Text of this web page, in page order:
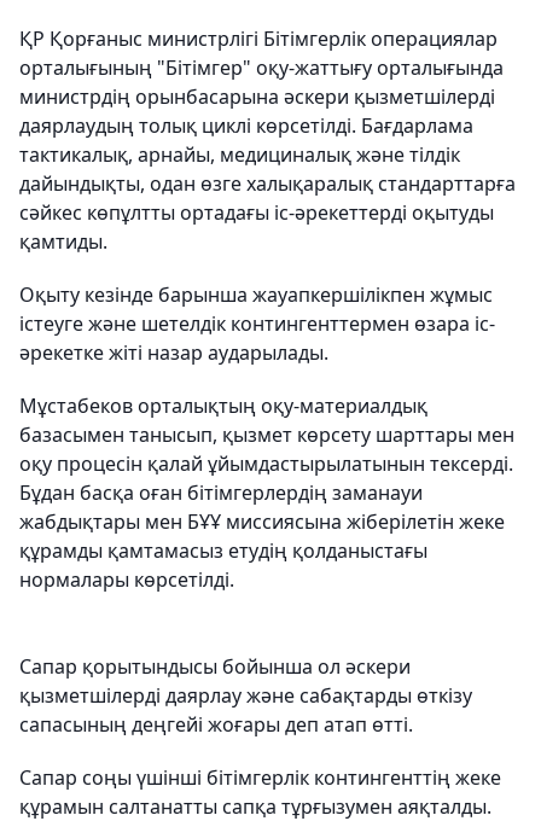
ҚР Қорғаныс министрлігі Бітімгерлік операциялар
орталығының "Бітімгер" оқу-жаттығу орталығында
министрдің орынбасарына әскери қызметшілерді
даярлаудың толық циклі көрсетілді. Бағдарлама
тактикалық, арнайы, медициналық және тілдік
дайындықты, одан өзге халықаралық стандарттарға
сәйкес көпұлтты ортадағы іс-әрекеттерді оқытуды
қамтиды.
Оқыту кезінде барынша жауапкершілікпен жұмыс
істеуге және шетелдік контингенттермен өзара іс-
әрекетке жіті назар аударылады.
Мұстабеков орталықтың оқу-материалдық
базасымен танысып, қызмет көрсету шарттары мен
оқу процесін қалай ұйымдастырылатынын тексерді.
Бұдан басқа оған бітімгерлердің заманауи
жабдықтары мен БҰҰ миссиясына жіберілетін жеке
құрамды қамтамасыз етудің қолданыстағы
нормалары көрсетілді.
Сапар қорытындысы бойынша ол әскери
қызметшілерді даярлау және сабақтарды өткізу
сапасының деңгейі жоғары деп атап өтті.
Сапар соңы үшінші бітімгерлік контингенттің жеке
құрамын салтанатты сапқа тұрғызумен аяқталды.